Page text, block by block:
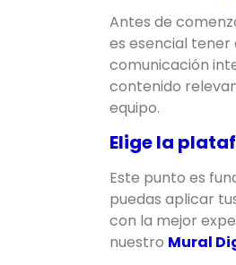
Antes de
es esencial tener
comunicación
contenido
equipo.
Elige la
Este punto es
puedas aplicar
con la mejor
nuestro Mural